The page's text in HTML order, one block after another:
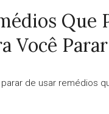
Que
Você
de usar remédios